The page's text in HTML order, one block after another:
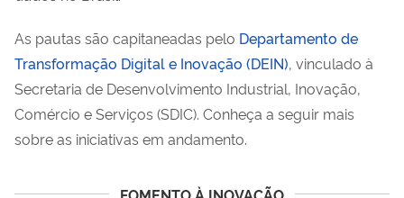
As pautas são capitaneadas pelo Departamento de
Transformação Digital e Inovação (DEIN), vinculado à
Secretaria de Desenvolvimento Industrial, Inovação,
Comércio e Serviços (SDIC). Conheça a seguir mais
sobre as iniciativas em andamento.